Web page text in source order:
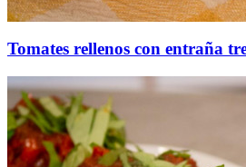
Tomates rellenos con entraña